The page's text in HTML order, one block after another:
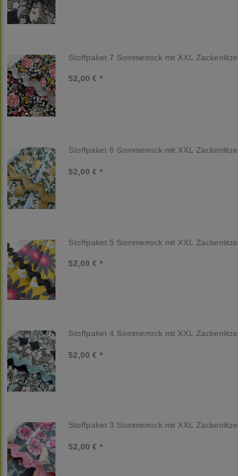
Stoffpaket 7 Sommerrock mit XXL Zackenlitze
52,00 € *
Stoffpaket 6 Sommerrock mit XXL Zackenlitze
52,00 € *
Stoffpaket 5 Sommerrock mit XXL Zackenlitze
52,00 € *
Stoffpaket 4 Sommerrock mit XXL Zackenlitze
52,00 € *
Stoffpaket 3 Sommerrock mit XXL Zackenlitze
52,00 € *